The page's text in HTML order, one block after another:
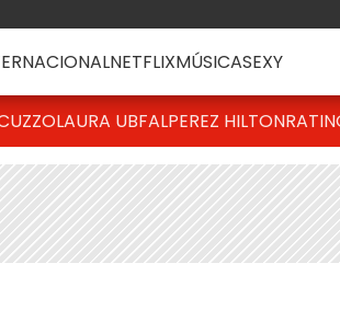
NETFLIXMÚSICASEXY
LAURA UBFALPEREZ HILTON